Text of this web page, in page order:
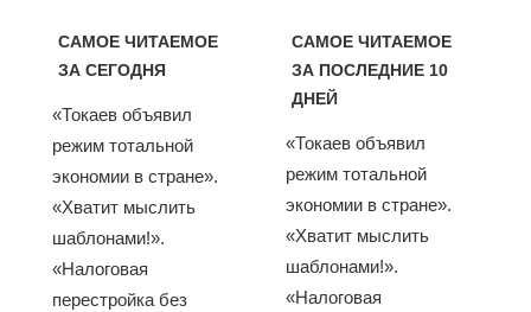
САМОЕ ЧИТАЕМОЕ
ЗА СЕГОДНЯ
«Токаев объявил
режим тотальной
экономии в стране».
«Хватит мыслить
шаблонами!».
«Налоговая
перестройка без
САМОЕ ЧИТАЕМОЕ
ЗА ПОСЛЕДНИЕ 10
ДНЕЙ
«Токаев объявил
режим тотальной
экономии в стране».
«Хватит мыслить
шаблонами!».
«Налоговая